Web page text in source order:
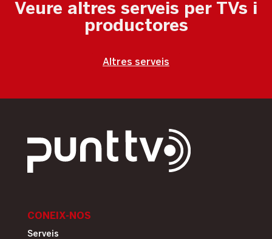
Veure altres serveis per TVs i
productores
Altres serveis
CONEIX-NOS
Serveis